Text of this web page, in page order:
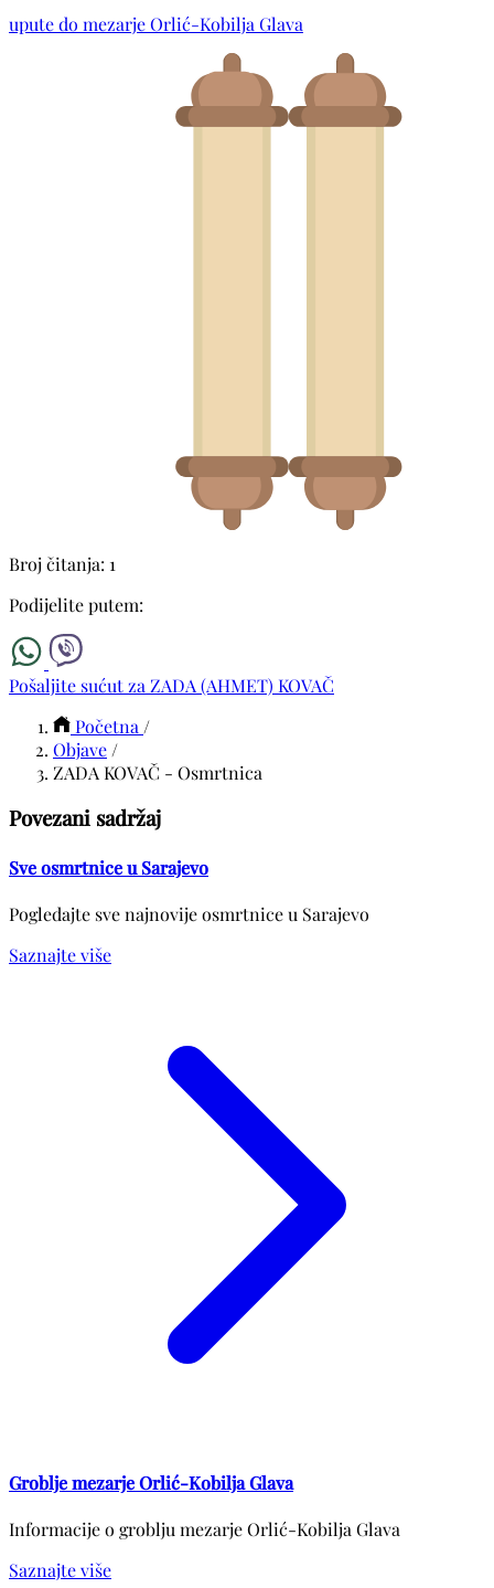
upute do mezarje Orlić-Kobilja Glava
Broj čitanja: 1
Podijelite putem:
Pošaljite sućut za ZADA (AHMET) KOVAČ
Početna /
Objave /
ZADA KOVAČ - Osmrtnica
Povezani sadržaj
Sve osmrtnice u Sarajevo
Pogledajte sve najnovije osmrtnice u Sarajevo
Saznajte više
Groblje mezarje Orlić-Kobilja Glava
Informacije o groblju mezarje Orlić-Kobilja Glava
Saznajte više